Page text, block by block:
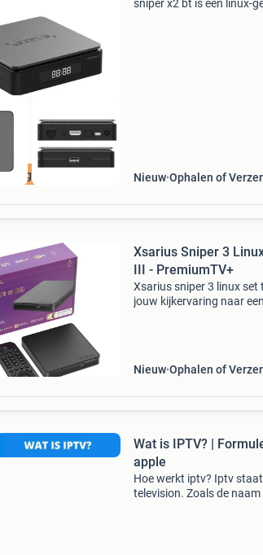
goedkoper
sniper x2 bt is een linux-
Nieuw Ophalen of
Xsarius Sniper 3
III - PremiumTV+
Xsarius sniper 3 linux set
jouw kijkervaring naar
Nieuw Ophalen of
Wat is IPTV? |
apple
Hoe werkt iptv? Iptv
television. Zoals de